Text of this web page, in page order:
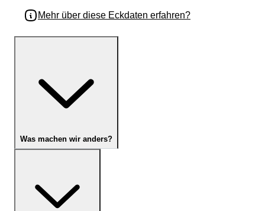
Mehr über diese Eckdaten erfahren?
Was machen wir anders?